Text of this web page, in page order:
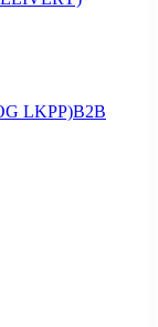
LKPP)B2B